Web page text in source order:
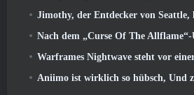
Jimothy, der Entdecker von Seattle, hat Verbindungen zu ArenaNet, Also
Nach dem „Curse Of The Allflame“-Update kündigt Path of Exile mehrere
Warframes Nightwave steht vor einer
Aniimo ist wirklich so hübsch, Und